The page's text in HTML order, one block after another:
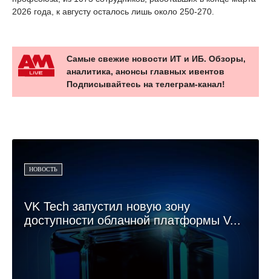
2026 года, к августу осталось лишь около 250-270.
Самые свежие новости ИТ и ИБ. Обзоры,
аналитика, анонсы главных ивентов
Подписывайтесь на телеграм-канал!
НОВОСТЬ
VK Tech запустил новую зону
доступности облачной платформы V...